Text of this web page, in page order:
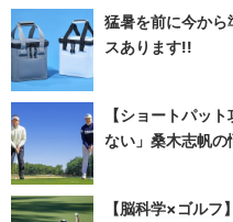
猛暑を前に今から
スあります!!
【ショートパッ
ない」桑木志帆の
【脳科学×ゴル